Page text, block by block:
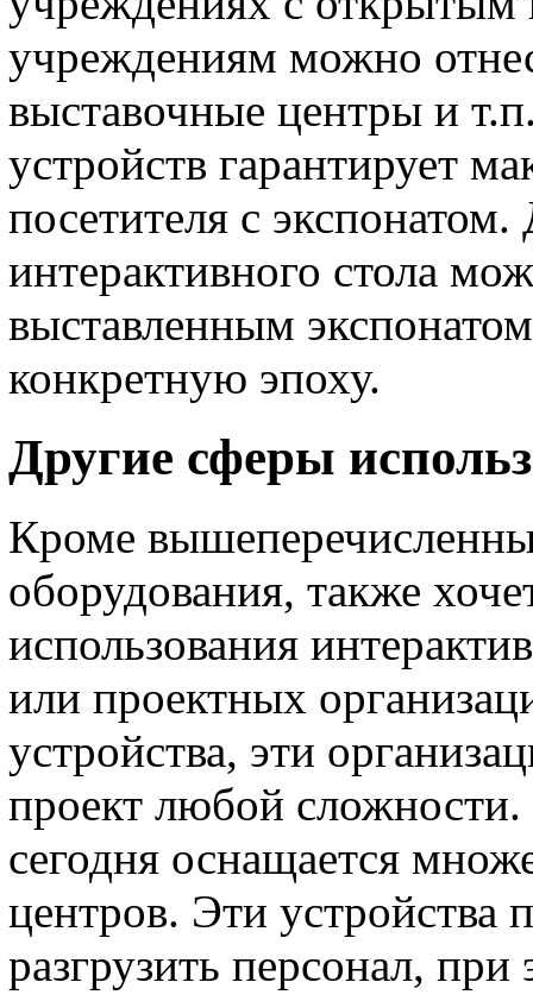
учреждениям можно
выставочные центры и
устройств гарантирует
посетителя с
интерактивного стола
выставленным
конкретную эпоху.
Другие сферы
Кроме
оборудования, также
использования
или проектных
устройства, эти
проект любой
сегодня оснащается
центров. Эти устройства
разгрузить персонал, при